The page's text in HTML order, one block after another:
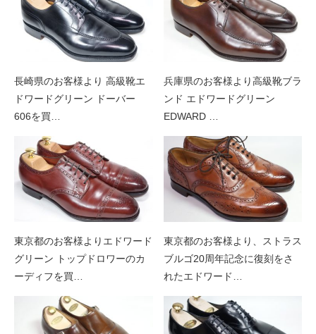
長崎県のお客様より 高級靴エ
ドワードグリーン ドーバー
606を買…
兵庫県のお客様より高級靴ブラ
ンド エドワードグリーン
EDWARD …
東京都のお客様よりエドワード
グリーン トップドロワーのカ
ーディフを買…
東京都のお客様より、ストラス
ブルゴ20周年記念に復刻をさ
れたエドワード…